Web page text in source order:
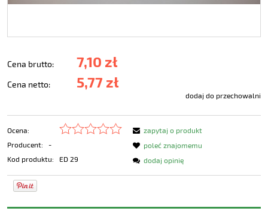
Cena brutto: 7,10 zł
Cena netto: 5,77 zł
dodaj do przechowalni
Ocena:
Producent:
-
Kod produktu:
ED 29
zapytaj o produkt
poleć znajomemu
dodaj opinię